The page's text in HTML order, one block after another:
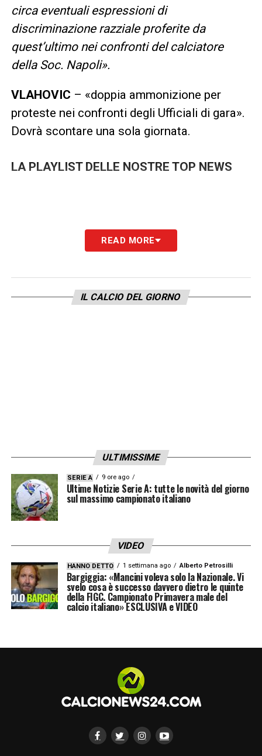
circa eventuali espressioni di
discriminazione razziale proferite da
quest’ultimo nei confronti del calciatore
della Soc. Napoli».
VLAHOVIC – «doppia ammonizione per
proteste nei confronti degli Ufficiali di gara».
Dovrà scontare una sola giornata.
LA PLAYLIST DELLE NOSTRE TOP NEWS
READ MORE
IL CALCIO DEL GIORNO
ULTIMISSIME
SERIE A 9 ore ago
Ultime Notizie Serie A: tutte le novità del giorno
sul massimo campionato italiano
VIDEO
HANNO DETTO 1 settimana ago Alberto Petrosilli
Bargiggia: «Mancini voleva solo la Nazionale. Vi
svelo cosa è successo davvero dietro le quinte
della FIGC. Campionato Primavera male del
calcio italiano» ESCLUSIVA e VIDEO